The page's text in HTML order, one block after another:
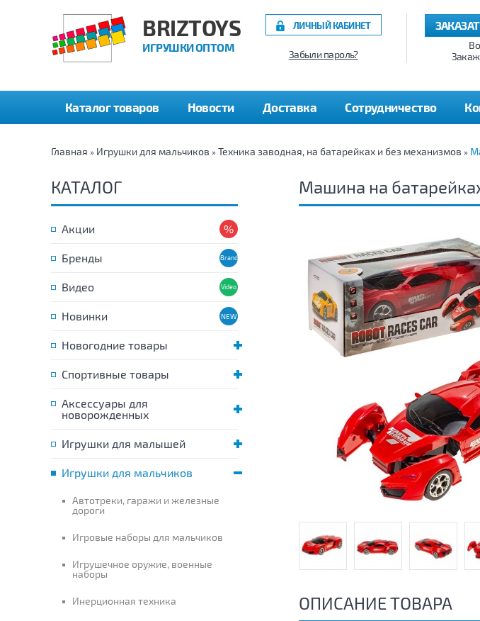
BRIZTOYS
ИГРУШКИ ОПТОМ
ЛИЧНЫЙ КАБИНЕТ
Забыли пароль?
Каталог товаров Новости Доставка Сотрудничество
Главная » Игрушки для мальчиков » Техника заводная, на батарейках и без механизмов »
КАТАЛОГ
Акции
Бренды
Видео
Новинки
Новогодние товары
Спортивные товары
Аксессуары для
новорожденных
Игрушки для малышей
Игрушки для мальчиков
Автотреки, гаражи и железные
дороги
Игровые наборы для мальчиков
Игрушечное оружие, военные
наборы
Инерционная техника
Машина на
ОПИСАНИЕ ТОВАРА